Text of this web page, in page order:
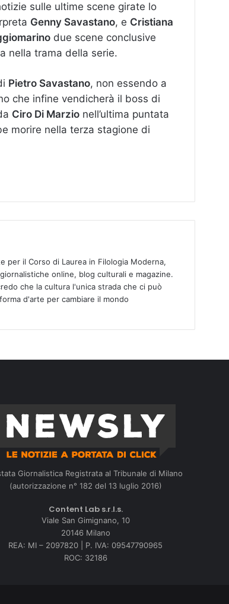
sulle ultime scene girate lo
Genny Savastano, e Cristiana
due scene conclusive
nella trama della serie.
Pietro Savastano, non essendo a
che infine vendicherà il boss di
Ciro Di Marzio nell’ultima puntata
morire nella terza stagione di
per il Corso di Laurea in Filologia Moderna,
online, blog culturali e magazine.
che la cultura l'unica strada che ci può
d'arte per cambiare il mondo
Giornalistica Registrata al Tribunale di Milano
(autorizzazione n° 182 del 13 luglio 2016)
Content Lab s.r.l.s.
Viale San Gimignano, 10
20146 Milano
REA: MI – 2097820 | P. IVA: 09547790965
ROC: 32186